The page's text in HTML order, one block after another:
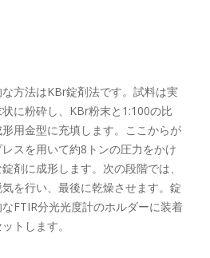
方法はKBr錠剤法です。試料は実
に粉砕し、KBr粉末と1:100の比
用金型に充填します。ここからが
スを用いて約8トンの圧力をかけ
剤に成形します。次の段階では、
を行い、最後に乾燥させます。錠
FTIR分光光度計のホルダーに装着
トします。